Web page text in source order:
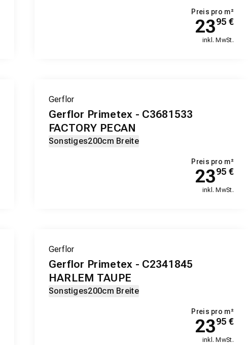
Preis pro m²
2395 €
inkl. MwSt.
Gerflor
Gerflor Primetex - C3681533
FACTORY PECAN
Sonstiges200cm Breite
Preis pro m²
2395 €
inkl. MwSt.
Gerflor
Gerflor Primetex - C2341845
HARLEM TAUPE
Sonstiges200cm Breite
Preis pro m²
2395 €
inkl. MwSt.